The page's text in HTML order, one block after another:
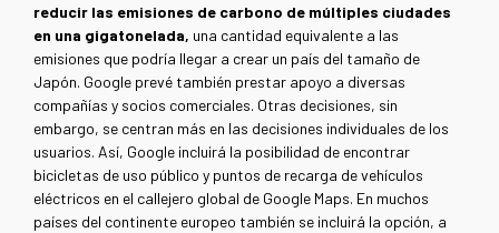
reducir las emisiones de carbono de múltiples ciudades
en una gigatonelada, una cantidad equivalente a las
emisiones que podría llegar a crear un país del tamaño de
Japón. Google prevé también prestar apoyo a diversas
compañías y socios comerciales. Otras decisiones, sin
embargo, se centran más en las decisiones individuales de los
usuarios. Así, Google incluirá la posibilidad de encontrar
bicicletas de uso público y puntos de recarga de vehículos
eléctricos en el callejero global de Google Maps. En muchos
países del continente europeo también se incluirá la opción, a